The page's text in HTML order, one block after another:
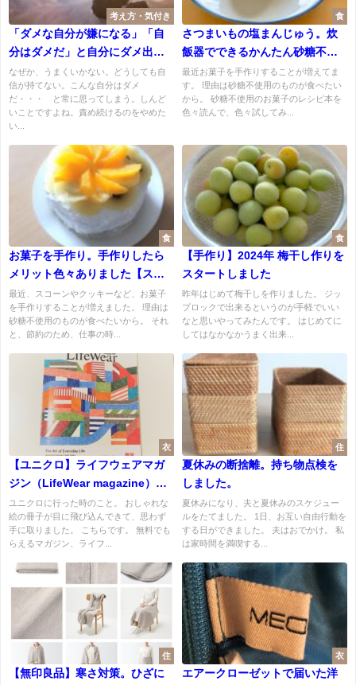
考え方・気付き
「ダメな自分が嫌になる」「自
分はダメだ」と自分にダメ出し
している方に伝えたいこと。
なぜか、うまくいかない。どうしても自
信が持てない。こんな自分はダメ
だ・・・ と常に思ってしまう。しんど
いことですよね。責め続けるのをやめた
い...
食
さつまいもの塩まんじゅう。炊
飯器でできるかんたん砂糖不使
用のおやつです。
最近お菓子を手作りすることが増えてま
す。 理由は砂糖不使用のものが食べたい
から。 砂糖不使用のお菓子のレシピ本を
色々読んで、色々試してみ...
食
お菓子を手作り。手作りしたら
メリット色々ありました【スコ
ーン・クッキー・パウンドケー
キなど】
最近、スコーンやクッキーなど、お菓子
を手作りすることが増えました。 理由は
砂糖不使用のものが食べたいから。 それ
と、節約のため、仕事の時...
食
【手作り】2024年 梅干し作りを
スタートしました
昨年はじめて梅干しを作りました。 ジッ
プロックで出来るというのが手軽でいい
なと思いやってみたんです。 はじめてに
してはなかなかうまく出来...
衣
【ユニクロ】ライフウェアマガ
ジン（LifeWear magazine）は
無料なのにおしゃれで読みごた
えもあり
ユニクロに行った時のこと。 おしゃれな
絵の冊子が目に飛び込んできて、思わず
手に取りました。 こちらです。 無料でも
らえるマガジン、ライフ...
住
夏休みの断捨離。持ち物点検を
しました。
夏休みになり、夫と夏休みのスケジュー
ルをたてました。 1日、お互い自由行動を
する日ができました。 夫はおでかけ。 私
は家時間を満喫する...
住
【無印良品】寒さ対策。ひざに
衣
エアークローゼットで届いた洋